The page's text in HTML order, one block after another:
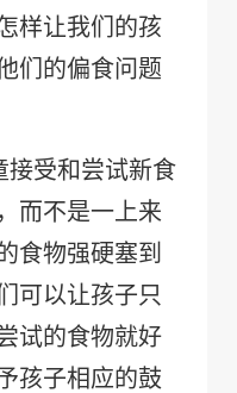
样让我们的孩
们的偏食问题
接受和尝试新食
而不是一上来
食物强硬塞到
可以让孩子只
试的食物就好
孩子相应的鼓